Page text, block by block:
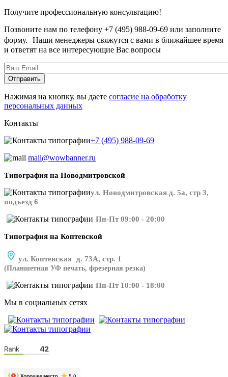
Получите профессиональную консультацию!
Позвоните нам по телефону +7 (495) 988-09-69 или заполните
форму. Наши менеджеры свяжутся с вами в ближайшее время
и ответят на все интересующие Вас вопросы
Нажимая на кнопку, вы даете согласие на обработку
персональных данных
Контакты
+7 (495) 988-09-69
mail@wowbanner.ru
Типография на Новодмитровской
ул. Новодмитровская д. 5а, стр 3,
подъезд 6
Пн-Пт 09:00 - 20:00
Типография на Коптевской
ул. Коптевская д. 73А, стр. 1
(Планшетная УФ печать, фрезерная резка)
Пн-Пт 10:00 - 18:00
Мы в социальных сетях